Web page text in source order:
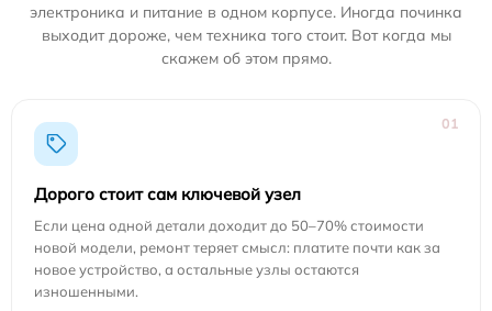
электроника и питание в одном корпусе. Иногда починка
выходит дороже, чем техника того стоит. Вот когда мы
скажем об этом прямо.
01
Дорого стоит сам ключевой узел
Если цена одной детали доходит до 50–70% стоимости
новой модели, ремонт теряет смысл: платите почти как за
новое устройство, а остальные узлы остаются
изношенными.